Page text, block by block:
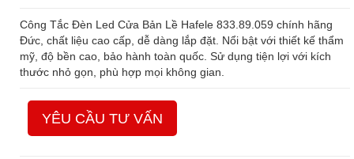
Công Tắc Đèn Led Cửa Bản Lề Hafele 833.89.059 chính hãng
Đức, chất liệu cao cấp, dễ dàng lắp đặt. Nổi bật với thiết kế thẩm
mỹ, độ bền cao, bảo hành toàn quốc. Sử dụng tiện lợi với kích
thước nhỏ gọn, phù hợp mọi không gian.
YÊU CẦU TƯ VẤN